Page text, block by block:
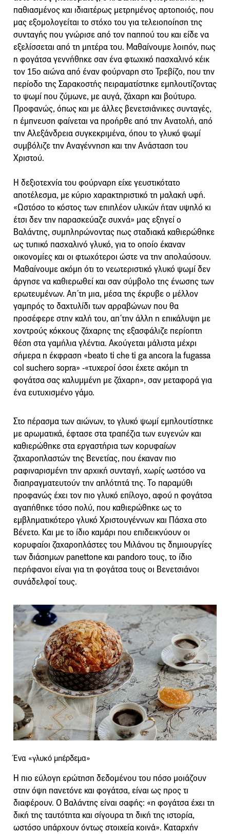
παθιασμένος και ιδιαιτέρως μετρημένος αρτοποιός, που
μας εξομολογείται το στόχο του για τελειοποίηση της
συνταγής που γνώρισε από τον παππού του και είδε να
εξελίσσεται από τη μητέρα του. Μαθαίνουμε λοιπόν, πως
η φογάτσα γεννήθηκε σαν ένα φτωχικό πασχαλινό κέικ
τον 15ο αιώνα από έναν φούρναρη στο Τρεβίζο, που την
περίοδο της Σαρακοστής πειραματίστηκε εμπλουτίζοντας
το ψωμί που ζύμωνε, με αυγά, ζάχαρη και βούτυρο.
Προφανώς, όπως και με άλλες βενετσιάνικες συνταγές,
η έμπνευση φαίνεται να προήρθε από την Ανατολή, από
την Αλεξάνδρεια συγκεκριμένα, όπου το γλυκό ψωμί
συμβόλιζε την Αναγέννηση και την Ανάσταση του
Χριστού.
Η δεξιοτεχνία του φούρναρη είχε γευστικότατο
αποτέλεσμα, με κύριο χαρακτηριστικό τη μαλακή υφή.
«Ωστόσο το κόστος των επιπλέον υλικών ήταν υψηλό κι
έτσι δεν την παρασκεύαζε συχνά» μας εξηγεί ο
Βαλάντης, συμπληρώνοντας πως σταδιακά καθιερώθηκε
ως τυπικό πασχαλινό γλυκό, για το οποίο έκαναν
οικονομίες και οι φτωχότεροι ώστε να την απολαύσουν.
Μαθαίνουμε ακόμη ότι το νεωτεριστικό γλυκό ψωμί δεν
άργησε να καθιερωθεί και σαν σύμβολο της ένωσης των
ερωτευμένων. Απ΄τη μια, μέσα της έκρυβε ο μέλλον
γαμπρός το δαχτυλίδι των αρραβώνων που θα
προσέφερε στην καλή του, απ΄την άλλη η επικάλυψη με
χοντρούς κόκκους ζάχαρης της εξασφάλιζε περίοπτη
θέση στα γαμήλια γλέντια. Ακούγεται μάλιστα μέχρι
σήμερα η έκφραση «beato ti che ti ga ancora la fugassa
col suchero sopra» -«τυχεροί όσοι έχετε ακόμη τη
φογάτσα σας καλυμμένη με ζάχαρη», σαν μεταφορά για
ένα ευτυχισμένο γάμο.
Στο πέρασμα των αιώνων, το γλυκό ψωμί εμπλουτίστηκε
με αρωματικά, έφτασε στα τραπέζια των ευγενών και
καθιερώθηκε στα εργαστήρια των κορυφαίων
ζαχαροπλαστών της Βενετίας, που έκαναν πιο
ραφιναρισμένη την αρχική συνταγή, χωρίς ωστόσο να
διαπραγματευτούν την απλότητά της. Το παραμύθι
προφανώς έχει τον πιο γλυκό επίλογο, αφού η φογάτσα
αγαπήθηκε τόσο πολύ, που καθιερώθηκε ως το
εμβληματικότερο γλυκό Χριστουγέννων και Πάσχα στο
Βένετο. Και με το ίδιο καμάρι που επιδεικνύουν οι
κορυφαίοι ζαχαροπλάστες του Μιλάνου τις δημιουργίες
των διάσημων panettone και pandoro τους, το ίδιο
περήφανοι είναι για τη φογάτσα τους οι Βενετσιάνοι
συνάδελφοί τους.
Ένα «γλυκό μπέρδεμα»
Η πιο εύλογη ερώτηση δεδομένου του πόσο μοιάζουν
στην όψη πανετόνε και φογάτσα, είναι ως προς τι
διαφέρουν. Ο Βαλάντης είναι σαφής: «η φογάτσα έχει τη
δική της ταυτότητα και σίγουρα τη δική της ιστορία,
ωστόσο υπάρχουν όντως στοιχεία κοινά». Καταρχήν